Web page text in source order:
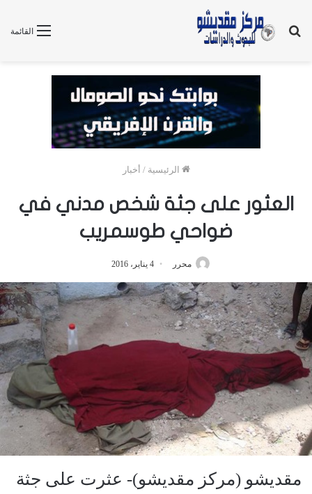
القائمة
بحث
الرئيسية / أخبار
العثور على جثة شخص مدني في
ضواحي طوسمريب
محرر 4 يناير، 2016
مقديشو (مركز مقديشو)- عثرت على جثة